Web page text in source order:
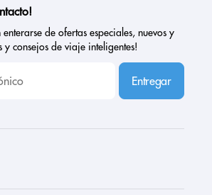
de ofertas especiales, nuevos y
y consejos de viaje inteligentes!
Entregar